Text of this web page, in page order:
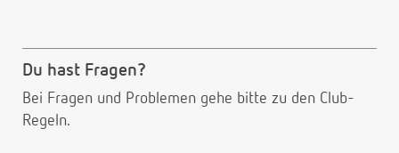
Du hast Fragen?
Bei Fragen und Problemen gehe bitte zu den Club-
Regeln.